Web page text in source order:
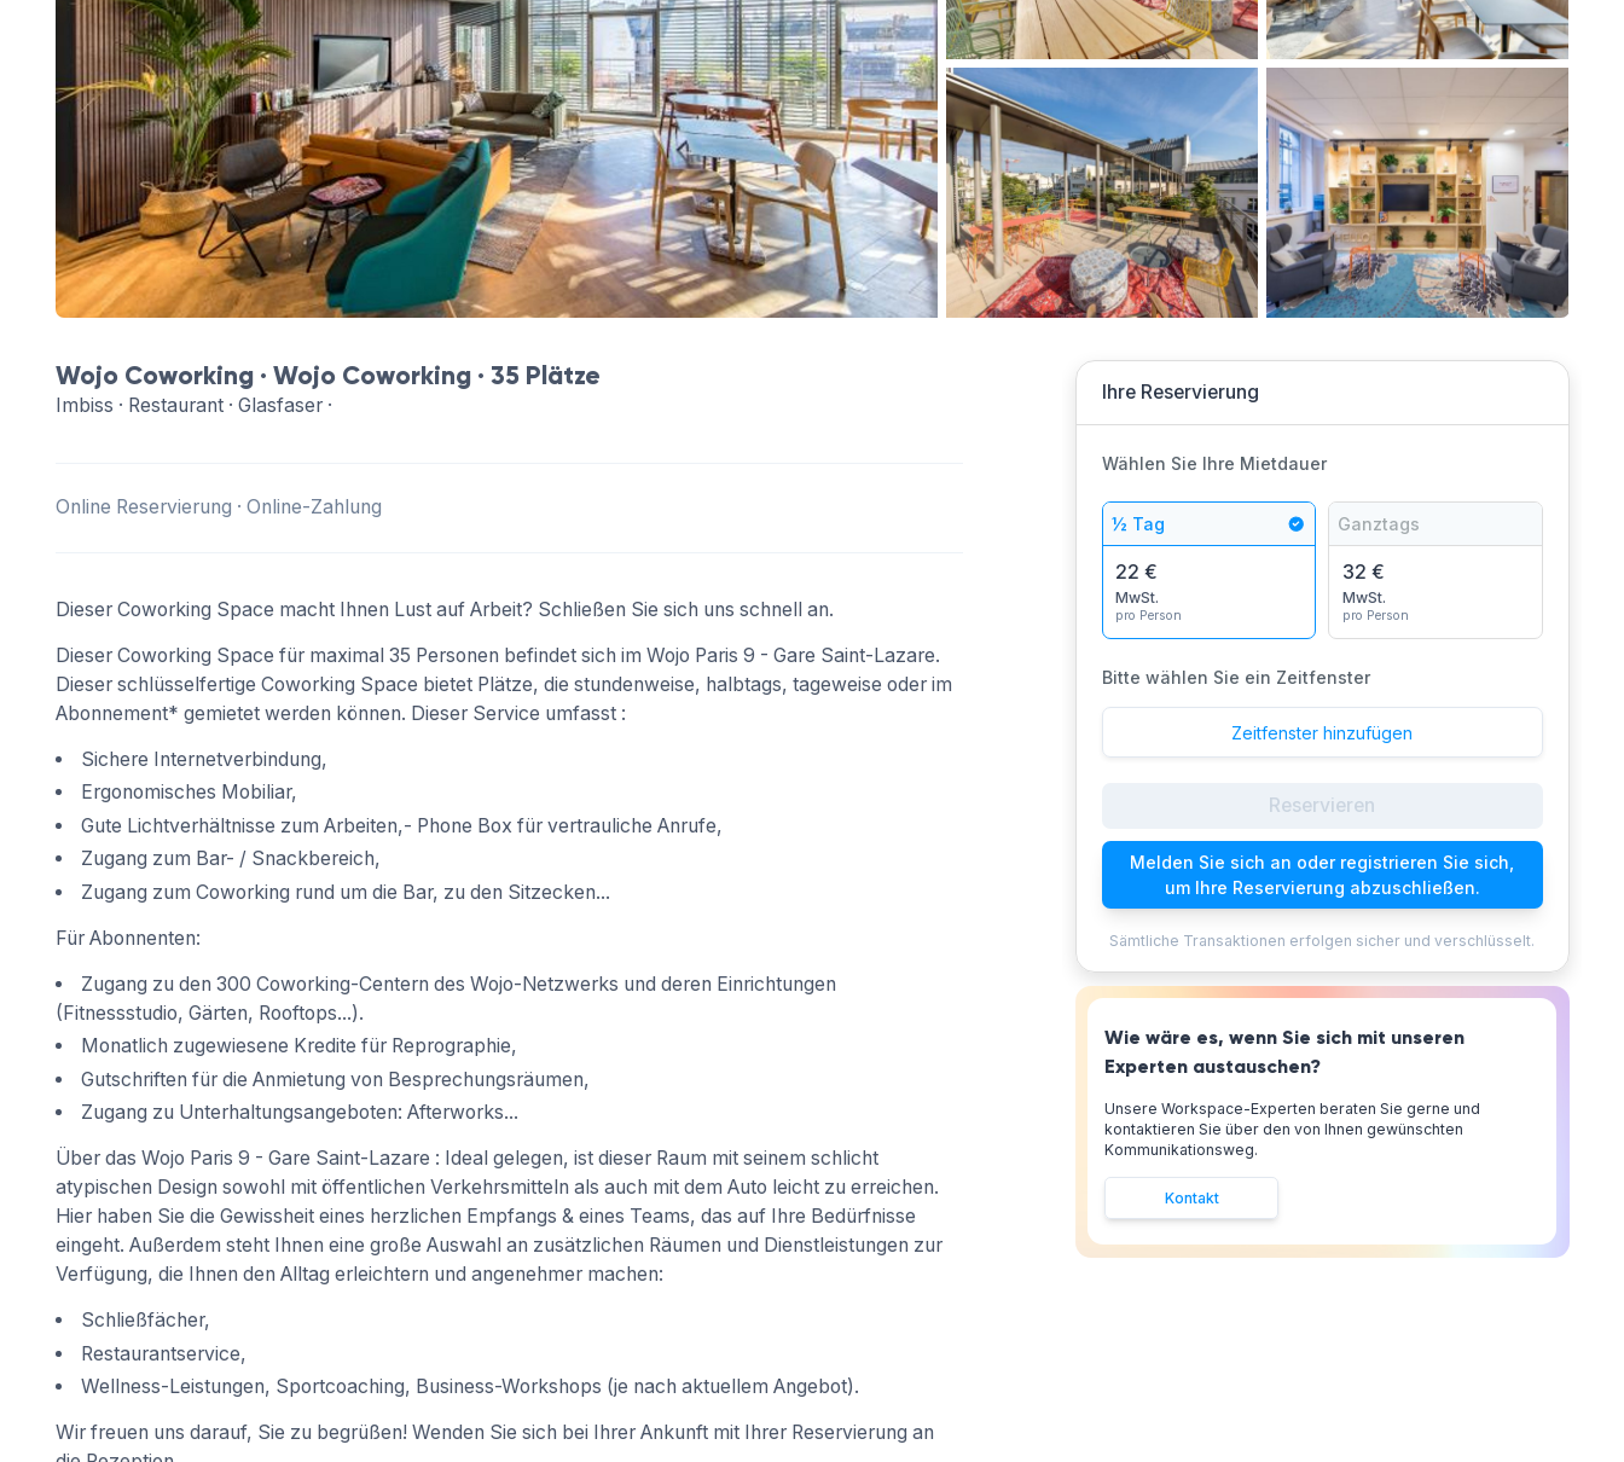
Wojo Coworking · Wojo Coworking· 35 Plätze
Imbiss · Restaurant · Glasfaser ·
Online Reservierung · Online-Zahlung
Dieser Coworking Space macht Ihnen Lust auf Arbeit? Schließen Sie sich uns schnell an.
Dieser Coworking Space für maximal 35 Personen befindet sich im Wojo Paris 9 - Gare Saint-Lazare.
Dieser schlüsselfertige Coworking Space bietet Plätze, die stundenweise, halbtags, tageweise oder im
Abonnement* gemietet werden können. Dieser Service umfasst :
Sichere Internetverbindung,
Ergonomisches Mobiliar,
Gute Lichtverhältnisse zum Arbeiten,- Phone Box für vertrauliche Anrufe,
Zugang zum Bar- / Snackbereich,
Zugang zum Coworking rund um die Bar, zu den Sitzecken...
Für Abonnenten:
Zugang zu den 300 Coworking-Centern des Wojo-Netzwerks und deren Einrichtungen
(Fitnessstudio, Gärten, Rooftops...).
Monatlich zugewiesene Kredite für Reprographie,
Gutschriften für die Anmietung von Besprechungsräumen,
Zugang zu Unterhaltungsangeboten: Afterworks...
Über das Wojo Paris 9 - Gare Saint-Lazare : Ideal gelegen, ist dieser Raum mit seinem schlicht
atypischen Design sowohl mit öffentlichen Verkehrsmitteln als auch mit dem Auto leicht zu erreichen.
Hier haben Sie die Gewissheit eines herzlichen Empfangs & eines Teams, das auf Ihre Bedürfnisse
eingeht. Außerdem steht Ihnen eine große Auswahl an zusätzlichen Räumen und Dienstleistungen zur
Verfügung, die Ihnen den Alltag erleichtern und angenehmer machen:
Schließfächer,
Restaurantservice,
Wellness-Leistungen, Sportcoaching, Business-Workshops (je nach aktuellem Angebot).
Wir freuen uns darauf, Sie zu begrüßen! Wenden Sie sich bei Ihrer Ankunft mit Ihrer Reservierung an
Ihre Reservierung
Wählen Sie Ihre Mietdauer
½ Tag
22 €
MwSt.
pro Person
Ganztags
32 €
MwSt.
pro Person
Bitte wählen Sie ein Zeitfenster
Zeitfenster hinzufügen
Reservieren
Melden Sie sich an oder registrieren Sie sich,
um Ihre Reservierung abzuschließen.
Sämtliche Transaktionen erfolgen sicher und verschlüsselt.
Wie wäre es, wenn Sie sich mit unseren
Experten austauschen?
Unsere Workspace-Experten beraten Sie gerne und
kontaktieren Sie über den von Ihnen gewünschten
Kommunikationsweg.
Kontakt